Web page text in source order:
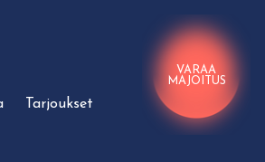
VARAA
MAJOITUS
Tarjoukset